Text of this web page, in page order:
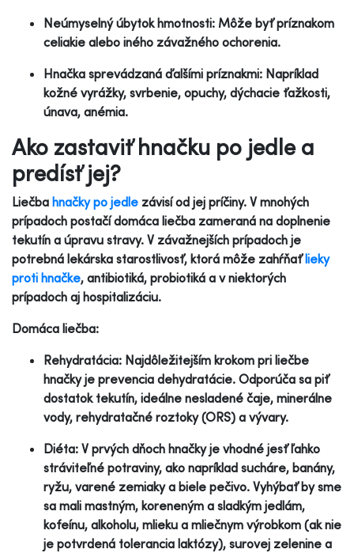
Neúmyselný úbytok hmotnosti: Môže byť príznakom
celiakie alebo iného závažného ochorenia.
Hnačka sprevádzaná ďalšími príznakmi: Napríklad
kožné vyrážky, svrbenie, opuchy, dýchacie ťažkosti,
únava, anémia.
Ako zastaviť hnačku po jedle a
predísť jej?
Liečba hnačky po jedle závisí od jej príčiny. V mnohých
prípadoch postačí domáca liečba zameraná na doplnenie
tekutín a úpravu stravy. V závažnejších prípadoch je
potrebná lekárska starostlivosť, ktorá môže zahŕňaťlieky
proti hnačke, antibiotiká, probiotiká a v niektorých
prípadoch aj hospitalizáciu.
Domáca liečba:
Rehydratácia: Najdôležitejším krokom pri liečbe
hnačky je prevencia dehydratácie. Odporúča sa piť
dostatok tekutín, ideálne nesladené čaje, minerálne
vody, rehydratačné roztoky (ORS) a vývary.
Diéta: V prvých dňoch hnačky je vhodné jesť ľahko
stráviteľné potraviny, ako napríklad sucháre, banány,
ryžu, varené zemiaky a biele pečivo. Vyhýbať by sme
sa mali mastným, koreneným a sladkým jedlám,
kofeínu, alkoholu, mlieku a mliečnym výrobkom (ak nie
je potvrdená tolerancia laktózy), surovej zelenine a